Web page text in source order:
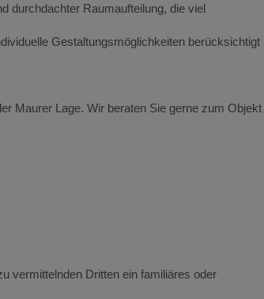
durchdachter Raumaufteilung, die viel
Gestaltungsmöglichkeiten berücksichtigt
Maurer Lage. Wir beraten Sie gerne zum Objekt
vermittelnden Dritten ein familiäres oder